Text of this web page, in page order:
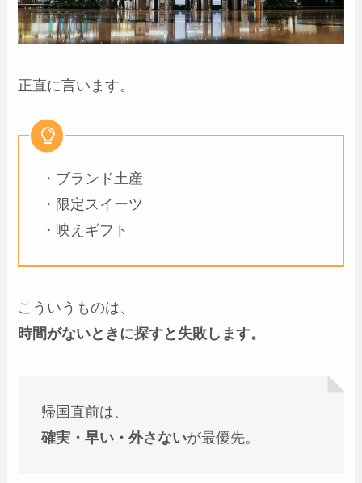
正直に言います。
・ブランド土産
・限定スイーツ
・映えギフト
こういうものは、
時間がないときに探すと失敗します。
帰国直前は、
確実・早い・外さないが最優先。